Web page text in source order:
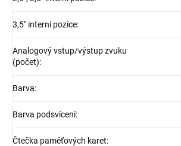
3,5" interní pozice:
Analogový vstup/výstup zvuku
(počet):
Barva:
Barva podsvícení:
Čtečka paměťových karet: